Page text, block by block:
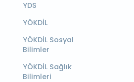
YDS
YÖKDİL
YÖKDİL Sosyal
Bilimler
YÖKDİL Sağlık
Bilimleri